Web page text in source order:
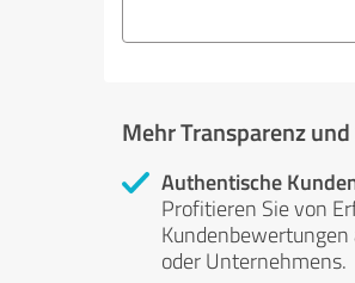
Mehr Transparenz
Authentische
Profitieren Sie von
oder Unternehmens.